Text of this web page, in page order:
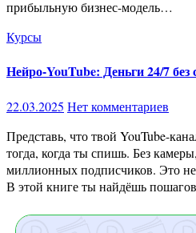
прибыльную бизнес-модель…
Курсы
Нейро-YouTube: Деньги 24/7
22.03.2025 Нет комментариев
Представь, что твой YouTube-канал приносит деньги даже
тогда, когда ты спишь. Без
миллионных подписчиков. Это не
В этой книге ты найдёшь